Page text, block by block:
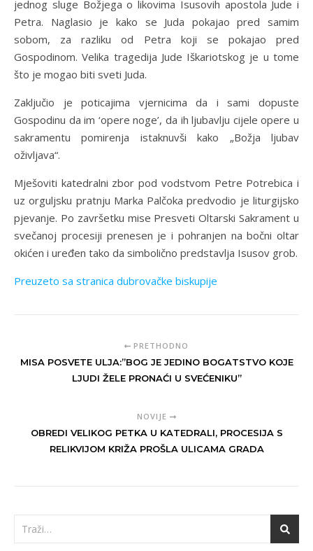
jednog sluge Božjega o likovima Isusovih apostola Jude i
Petra. Naglasio je kako se Juda pokajao pred samim
sobom, za razliku od Petra koji se pokajao pred
Gospodinom. Velika tragedija Jude Iškariotskog je u tome
što je mogao biti sveti Juda.
Zaključio je poticajima vjernicima da i sami dopuste
Gospodinu da im ‘opere noge’, da ih ljubavlju cijele opere u
sakramentu pomirenja istaknuvši kako „Božja ljubav
oživljava“.
Mješoviti katedralni zbor pod vodstvom Petre Potrebica i
uz orguljsku pratnju Marka Palčoka predvodio je liturgijsko
pjevanje. Po završetku mise Presveti Oltarski Sakrament u
svečanoj procesiji prenesen je i pohranjen na bočni oltar
okićen i uređen tako da simbolično predstavlja Isusov grob.
Preuzeto sa stranica dubrovačke biskupije
PRETHODNO
MISA POSVETE ULJA:”BOG JE JEDINO BOGATSTVO KOJE
LJUDI ŽELE PRONAĆI U SVEĆENIKU”
NOVIJE
OBREDI VELIKOG PETKA U KATEDRALI, PROCESIJA S
RELIKVIJOM KRIŽA PROŠLA ULICAMA GRADA